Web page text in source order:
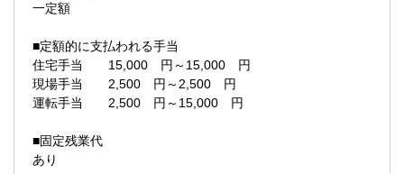
一定額
■定額的に支払われる手当
住宅手当 15,000 円～15,000 円
現場手当 2,500 円～2,500 円
運転手当 2,500 円～15,000 円
■固定残業代
あり